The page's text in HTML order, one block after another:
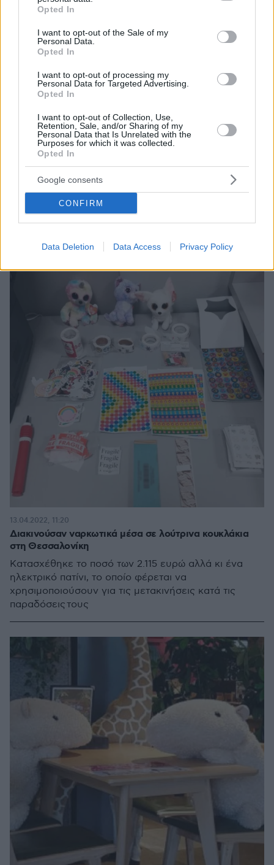
grant or deny consent to Google and its third-party tags to
use your data for below specified purposes in below Google
consent section.
Opted In
I want to opt-out of the Sale of my
Personal Data.
Opted In
I want to opt-out of processing my
Personal Data for Targeted Advertising.
Opted In
I want to opt-out of Collection, Use,
Retention, Sale, and/or Sharing of my
Personal Data that Is Unrelated with the
Purposes for which it was collected.
Opted In
Google consents
CONFIRM
Data Deletion Data Access Privacy Policy
Αποδείχθηκε... λούτρινο
Κάτοικος στο δυτικό Βερολίνο ανέφερε ότι είδε
επικίνδυνο αιλουροειδές σε πάρκο - Οι αστυνομικοί
διαπίστωσαν ότι επρόκειτο για ψεύτικο ζώο
02.08.2023, 18:18
Διακινούσαν ναρκωτικά μέσα σε λούτρινα κουκλάκια
στη Θεσσαλονίκη
Κατασχέθηκε το ποσό των 2.115 ευρώ αλλά κι ένα
ηλεκτρικό πατίνι, το οποίο φέρεται να
χρησιμοποιούσουν για τις μετακινήσεις κατά τις
παραδόσεις τους
13.04.2022, 11:20